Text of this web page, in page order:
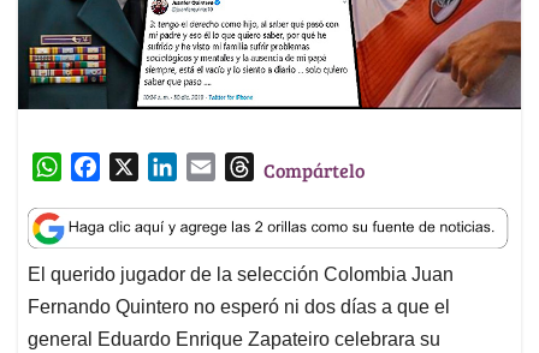
W
a
t
s
A
p
c
e
b
o
o
n
k
e
d
I
a
i
l
T
r
e
a
d
s
Compártelo
El querido jugador de la selección Colombia Juan
Fernando Quintero no esperó ni dos días a que el
general Eduardo Enrique Zapateiro celebrara su